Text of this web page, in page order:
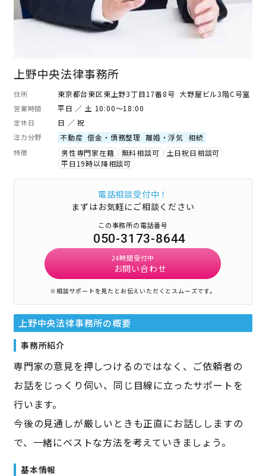
上野中央法律事務所
住所 東京都台東区東上野3丁目17番8号 大野屋ビル3階C号室
営業時間 平日 ／ 土 10:00～18:00
定休日 日 ／ 祝
注力分野 不動産 借金・債務整理 離婚・浮気 相続
特徴 男性専門家在籍 無料相談可
土日祝日相談可
平日19時以降相談可
電話相談受付中！
まずはお気軽にご相談ください
この事務所の電話番号
050-3173-8644
24時間受付中
お問い合わせ
※相談サポートを見たとお伝えいただくとスムーズです。
上野中央法律事務所の概要
事務所紹介
専門家の意見を押しつけるのではなく、ご依頼者の
お話をじっくり伺い、同じ目線に立ったサポートを
行います。
今後の見通しが厳しいときも正直にお話ししますの
で、一緒にベストな方法を考えていきましょう。
基本情報